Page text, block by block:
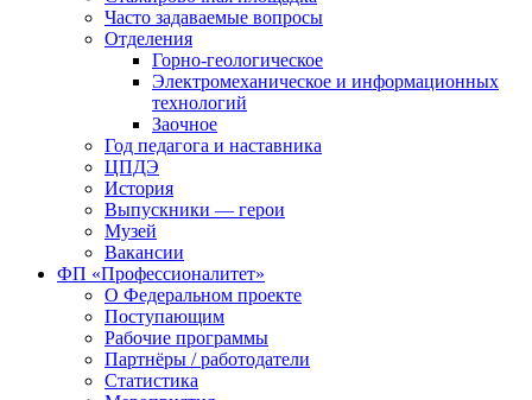
Часто задаваемые вопросы
Отделения
Горно-геологическое
Электромеханическое и информационных
технологий
Заочное
Год педагога и наставника
ЦПДЭ
История
Выпускники — герои
Музей
Вакансии
ФП «Профессионалитет»
О Федеральном проекте
Поступающим
Рабочие программы
Партнёры / работодатели
Статистика